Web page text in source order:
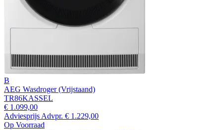
B
AEG Wasdroger (Vrijstaand)
TR86KASSEL
€ 1.099,00
Adviesprijs Advpr. € 1.229,00
Op Voorraad